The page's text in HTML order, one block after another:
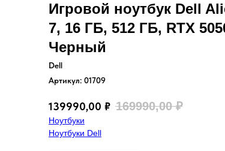
Игровой ноутбук Dell
7, 16 ГБ, 512 ГБ, RTX
Черный
Dell
Артикул: 01709
139990,00 ₽ 169990,00 ₽
Ноутбуки
Ноутбуки Dell